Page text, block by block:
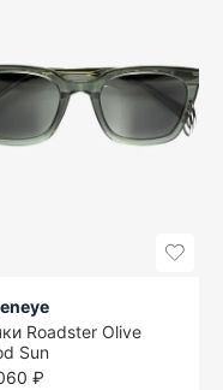
Roadster Olive
Sun
₽